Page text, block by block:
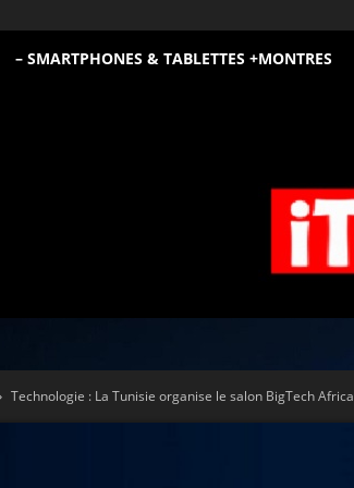
– SMARTPHONES & TABLETTES +MONTRES
Technologie : La Tunisie organise le salon BigTech Africa